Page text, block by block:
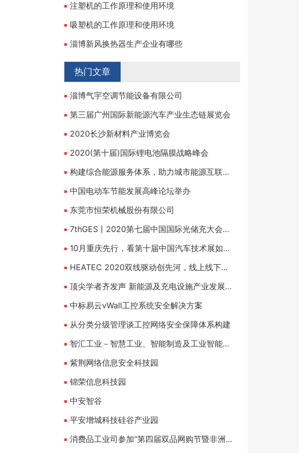
注塑机的工作原理和使用环境
吸塑机的工作原理和使用环境
淄博新风换热器生产企业有哪些
热门文章
淄博气宇空调节能设备有限公司
第三届广州国际新能源汽车产业生态链展览会
2020长沙新材料产业博览会
2020(第十届)国际锂电池隔膜战略峰会
构建综合能源服务体系，助力城市能源互联网建设
中国电动车节能发展高峰论坛举办
东莞市恒荣机械股份有限公司
7thGES丨2020第七届中国国际光储充大会已圆满落幕
10月重庆先行，看第十届中国汽车技术展如何点燃汽车工业
HEATEC 2020双线驱动创先河，线上线下齐发力 ——2020上海国际供热技术展12月不见不散！
顶尖学者齐发声 新能源及充电设施产业发展论坛8月上海举行
中标易云vWall工控系统安全解决方案
从分类分级管理谈工控网络安全保障体系构建
智汇工业－智慧工业、智能制造及工业智能、工业互联门户网站，专业的工业“互联网＋”传媒
紫荆网络信息安全科技园
锦荣信息科技园
中安智谷
平安增城科技硅谷产业园
消费品工业司参加“第四届双品网购节暨非洲好物网购节”专题新闻吹风会